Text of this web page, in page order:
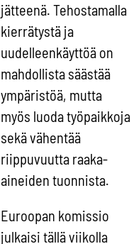
jätteenä. Tehostamalla
kierrätystä ja
uudelleenkäyttöä on
mahdollista säästää
ympäristöä, mutta
myös luoda työpaikkoja
sekä vähentää
riippuvuutta raaka-
aineiden tuonnista.
Euroopan komissio
julkaisi tällä viikolla